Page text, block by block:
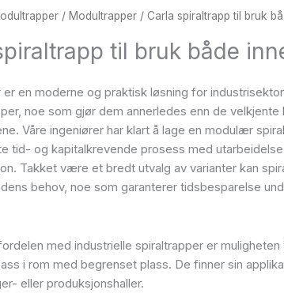
/ Modultrapper / Carla spiraltrapp til bruk
til bruk både
er en moderne og praktisk løsning for
noe som gjør dem annerledes enn de velkjente
Våre ingeniører har klart å lage en modulær
tid- og kapitalkrevende prosess med
Takket være et bredt utvalg av varianter kan
behov, noe som garanterer tidsbesparelse
med industrielle spiraltrapper er muligheten
i rom med begrenset plass. De finner sin
eller produksjonshaller.